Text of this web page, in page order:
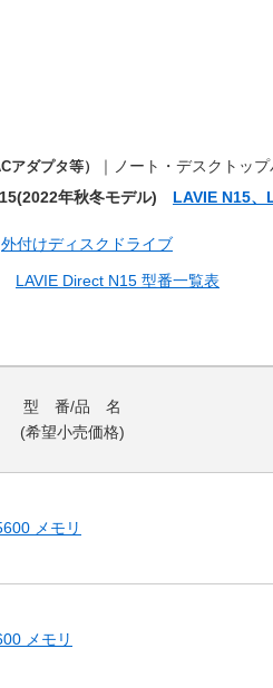
アダプタ等）
｜ノート・デスクトッ
年秋冬モデル) LAVIE N15
外付けディスクドライブ
LAVIE Direct N15 型番一覧表
型 番/品 名
(希望小売価格)
メモリ
メモリ